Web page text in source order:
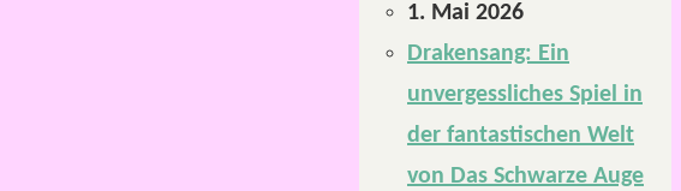
1. Mai 2026
Drakensang: Ein
unvergessliches Spiel in
der fantastischen Welt
von Das Schwarze Auge